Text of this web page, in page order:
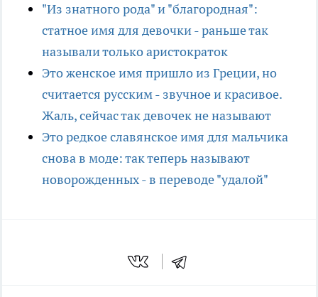
"Из знатного рода" и "благородная":
статное имя для девочки - раньше так
называли только аристократок
Это женское имя пришло из Греции, но
считается русским - звучное и красивое.
Жаль, сейчас так девочек не называют
Это редкое славянское имя для мальчика
снова в моде: так теперь называют
новорожденных - в переводе "удалой"